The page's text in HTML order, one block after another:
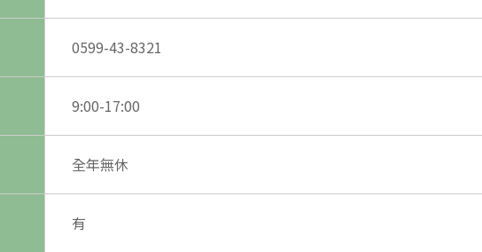
0599-43-8321
9:00-17:00
全年無休
有